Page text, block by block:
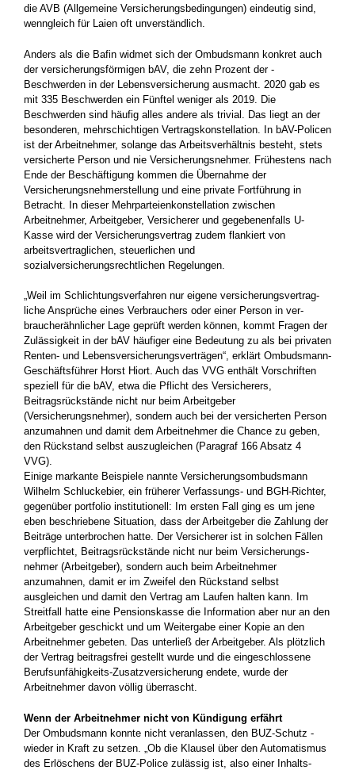
die AVB (Allgemeine Versicherungsbedingungen) eindeutig sind,
wenngleich für Laien oft unverständlich.
Anders als die Bafin widmet sich der Ombudsmann konkret auch
der versicherungsförmigen bAV, die zehn Prozent der ­
Beschwerden in der Lebensversicherung ausmacht. 2020 gab es
mit 335 ­Beschwerden ein Fünftel weniger als 2019. Die
Beschwerden sind häufig alles andere als trivial. Das liegt an der
besonderen, ­mehrschichtigen Vertragskonstellation. In bAV-Policen
ist der ­Arbeitnehmer, solange das Arbeitsverhältnis besteht, stets
ver­sicherte Person und nie Versicherungsnehmer. Frühestens nach
Ende der Beschäftigung kommen die Übernahme der
Versicherungsnehmerstellung und eine private Fortführung in
Betracht. In dieser Mehrparteienkonstellation zwischen
Arbeitnehmer, ­Arbeitgeber, Versicherer und gegebenenfalls U-
Kasse wird der ­Versicherungsvertrag zudem flankiert von
arbeitsvertraglichen, steuerlichen und
sozialversicherungsrechtlichen Regelungen.
„Weil im Schlichtungsverfahren nur eigene versicherungsvertrag­
liche Ansprüche eines Verbrauchers oder einer Person in ver­
braucherähnlicher Lage geprüft werden können, kommt Fragen der
Zulässigkeit in der bAV häufiger eine Bedeutung zu als bei ­privaten
Renten- und Lebensversicherungsverträgen“, erklärt ­Ombudsmann-
Geschäftsführer Horst Hiort. Auch das VVG enthält Vorschriften
speziell für die bAV, etwa die Pflicht des Versicherers,
Beitragsrückstände nicht nur beim Arbeitgeber
(Versicherungsnehmer), sondern auch bei der versicherten Person
anzumahnen und damit dem Arbeitnehmer die Chance zu geben,
den Rückstand selbst auszugleichen (Paragraf 166 Absatz 4
VVG).
Einige markante Beispiele nannte Versicherungsombudsmann
Wilhelm Schluckebier, ein früherer Verfassungs- und BGH-­Richter,
gegenüber portfolio institutionell: Im ersten Fall ging es um jene
eben beschriebene Situation, dass der Arbeitgeber die Zahlung der
Beiträge unterbrochen hatte. Der Versicherer ist in solchen Fällen
verpflichtet, Beitragsrückstände nicht nur beim Versicherungs­
nehmer (Arbeitgeber), sondern auch beim Arbeitnehmer
anzumahnen, damit er im Zweifel den Rückstand selbst
ausgleichen und damit den Vertrag am Laufen halten kann. Im
Streitfall hatte eine Pensionskasse die Information aber nur an den
Arbeitgeber geschickt und um Weitergabe einer Kopie an den
Arbeitnehmer ­gebeten. Das unterließ der Arbeitgeber. Als plötzlich
der Vertrag beitragsfrei gestellt wurde und die eingeschlossene
Berufsunfähigkeits-Zusatzversicherung endete, wurde der
Arbeitnehmer davon völlig überrascht.
Wenn der Arbeitnehmer nicht von Kündigung erfährt
Der Ombudsmann konnte nicht veranlassen, den BUZ-Schutz ­
wieder in Kraft zu setzen. „Ob die Klausel über den Automatismus
des Erlöschens der BUZ-Police zulässig ist, also einer Inhalts­